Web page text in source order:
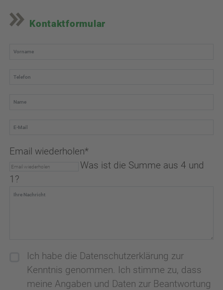
Kontaktformular
Email wiederholen*
Was ist die Summe aus 4 und
1?
Ich habe die Datenschutzerklärung zur
Kenntnis genommen. Ich stimme zu, dass
meine Angaben und Daten zur Beantwortung